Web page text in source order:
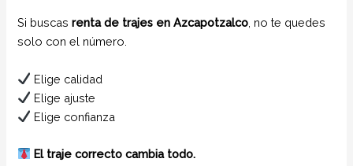
Si buscasrenta de trajes en Azcapotzalco , no te quedes
solo con el número.
Elige calidad
Elige ajuste
Elige confianza
El traje correcto cambia todo.